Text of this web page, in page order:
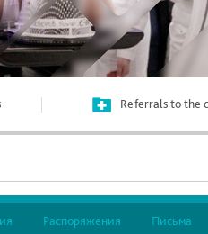
Referrals to the
Распоряжения Письма